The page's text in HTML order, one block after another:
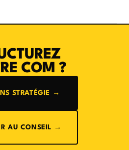
COM ?
STRATÉGIE →
AU CONSEIL →